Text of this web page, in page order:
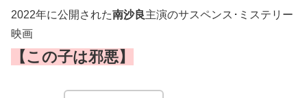
2022年に公開された南沙良主演のサスペンス･ミステリー
映画
【この子は邪悪】